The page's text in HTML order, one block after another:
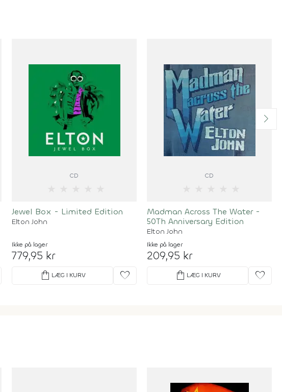
CD
Jewel Box - Limited Edition
Elton John
Ikke på lager
779,95 kr
shopping_bag LÆG I KURV favorite
CD
Madman Across The Water -
50Th Anniversary Edition
Elton John
Ikke på lager
209,95 kr
shopping_bag LÆG I KURV favorite